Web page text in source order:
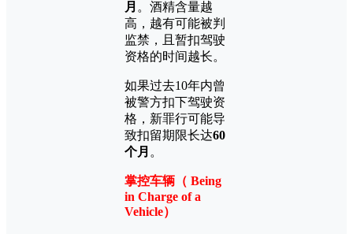
月 。酒精含量越
高，越有可能被判
监禁，且暂扣驾驶
资格的时间越长。
如果过去10年内曾
被警方扣下驾驶资
格，新罪行可能导
致扣留期限长达60
个月 。
掌控车辆（ Being
in Charge of a
Vehicle）